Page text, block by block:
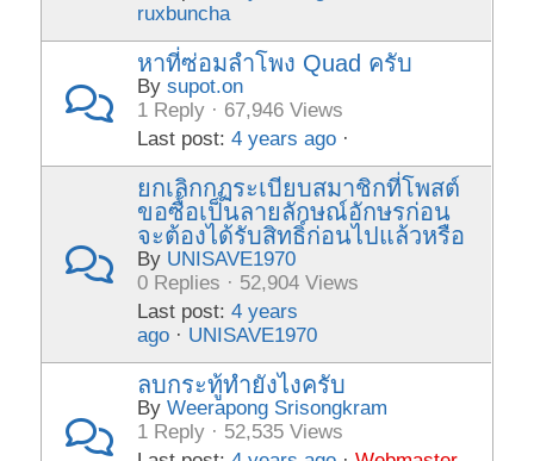
ruxbuncha
หาที่ซ่อมลำโพง Quad ครับ
Bysupot.on
1 Reply · 67,946 Views
Last post:4 years ago ·
ยกเลิกกฏระเบียบสมาชิกที่โพสต์
ขอซื้อเป็นลายลักษณ์อักษรก่อน
จะต้องได้รับสิทธิ์ก่อนไปแล้วหรือ
By UNISAVE1970
0 Replies · 52,904 Views
Last post:4 years
ago · UNISAVE1970
ลบกระทู้ทำยังไงครับ
ByWeerapong Srisongkram
1 Reply · 52,535 Views